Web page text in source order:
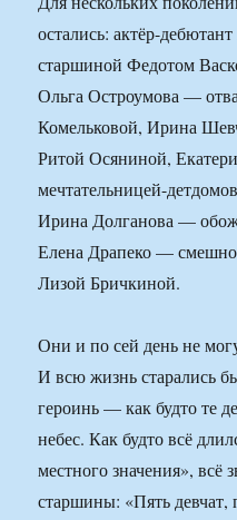
остались: актёр-
старшиной Федотом
Ольга Остроумова —
Комельковой, Ирина
Ритой Осяниной,
мечтательницей-
Ирина Долганова —
Елена Драпеко —
Лизой Бричкиной.
Они и по сей день не
И всю жизнь старались
героинь — как будто те
небес. Как будто всё
местного значения», всё
старшины: «Пять девчат,